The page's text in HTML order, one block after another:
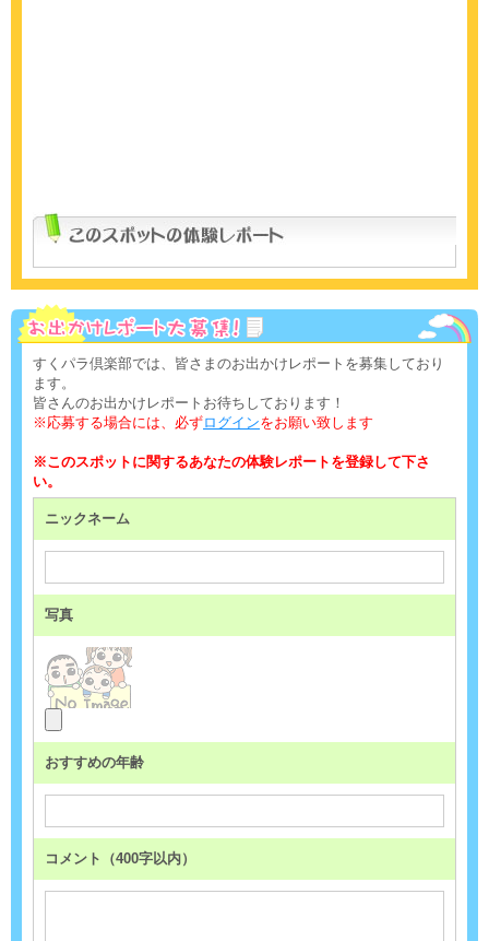
すくパラ倶楽部では、皆さまのお出かけレポートを募集しており
ます。
皆さんのお出かけレポートお待ちしております！
※応募する場合には、必ずログインをお願い致します
※このスポットに関するあなたの体験レポートを登録して下さ
い。
ニックネーム
写真
おすすめの年齢
コメント（400字以内）